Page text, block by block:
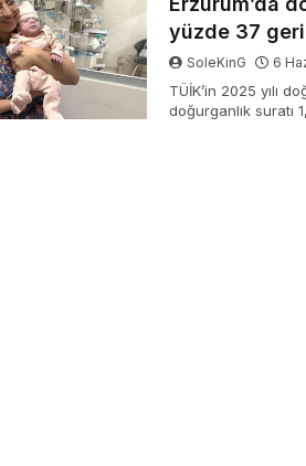
yüzde 37
SoleKinG 6
TÜİK’in 2025 yılı
doğurganlık suratı